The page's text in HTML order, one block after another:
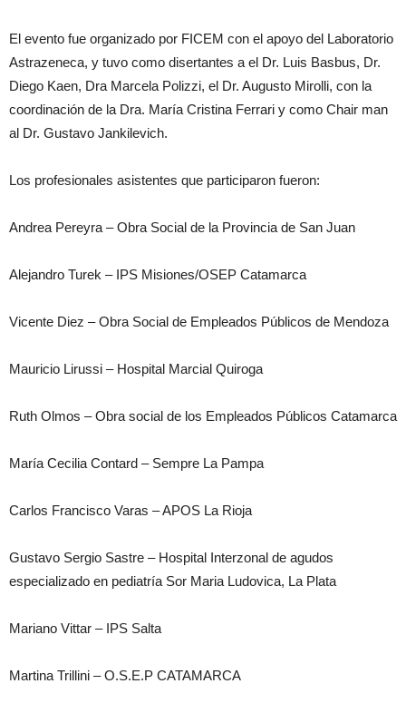
El evento fue organizado por FICEM con el apoyo del Laboratorio
Astrazeneca, y tuvo como disertantes a el Dr. Luis Basbus, Dr.
Diego Kaen, Dra Marcela Polizzi, el Dr. Augusto Mirolli, con la
coordinación de la Dra. María Cristina Ferrari y como Chair man
al Dr. Gustavo Jankilevich.
Los profesionales asistentes que participaron fueron:
Andrea Pereyra – Obra Social de la Provincia de San Juan
Alejandro Turek – IPS Misiones/OSEP Catamarca
Vicente Diez – Obra Social de Empleados Públicos de Mendoza
Mauricio Lirussi – Hospital Marcial Quiroga
Ruth Olmos – Obra social de los Empleados Públicos Catamarca
María Cecilia Contard – Sempre La Pampa
Carlos Francisco Varas – APOS La Rioja
Gustavo Sergio Sastre – Hospital Interzonal de agudos
especializado en pediatría Sor Maria Ludovica, La Plata
Mariano Vittar – IPS Salta
Martina Trillini – O.S.E.P CATAMARCA